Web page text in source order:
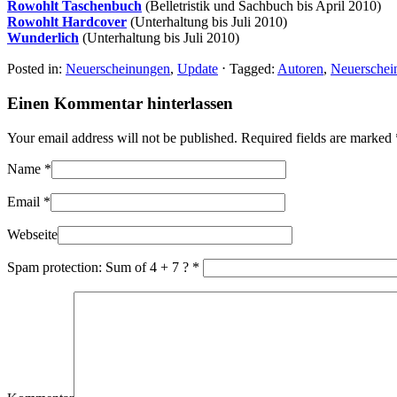
Rowohlt Taschenbuch (Belletristik und Sachbuch bis April 2010)
Rowohlt Hardcover (Unterhaltung bis Juli 2010)
Wunderlich (Unterhaltung bis Juli 2010)
Posted in: Neuerscheinungen, Update ⋅ Tagged: Autoren,
Einen Kommentar hinterlassen
Your email address will not be published. Required fields are marked
Name *
Email *
Webseite
Spam protection: Sum of 4 + 7 ? *